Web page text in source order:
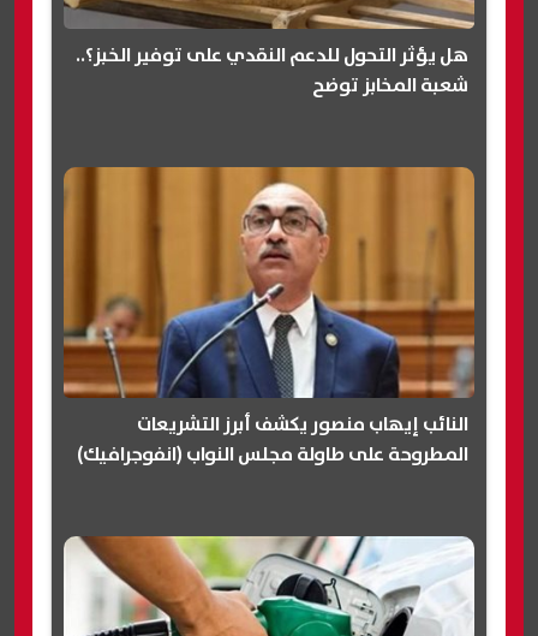
هل يؤثر التحول للدعم النقدي على توفير الخبز؟..
شعبة المخابز توضح
النائب إيهاب منصور يكشف أبرز التشريعات
المطروحة على طاولة مجلس النواب (انفوجرافيك)